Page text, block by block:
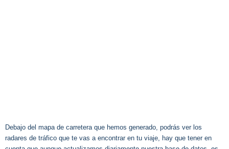
Debajo del mapa de carretera que hemos generado, podrás ver los
radares de tráfico que te vas a encontrar en tu viaje, hay que tener en